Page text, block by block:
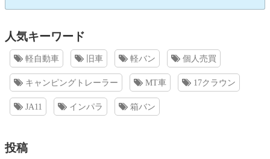
人気キーワード
軽自動車 旧車 軽バン 個人売買
キャンピングトレーラー MT車 17クラウン
JA11 インパラ 箱バン
投稿